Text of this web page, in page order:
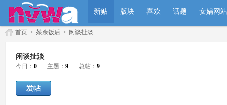
新贴 版块 喜欢 话题 女娲网站
首页 > 茶余饭后 > 闲谈扯淡
闲谈扯淡
今日： 0 主题： 9 总帖： 9